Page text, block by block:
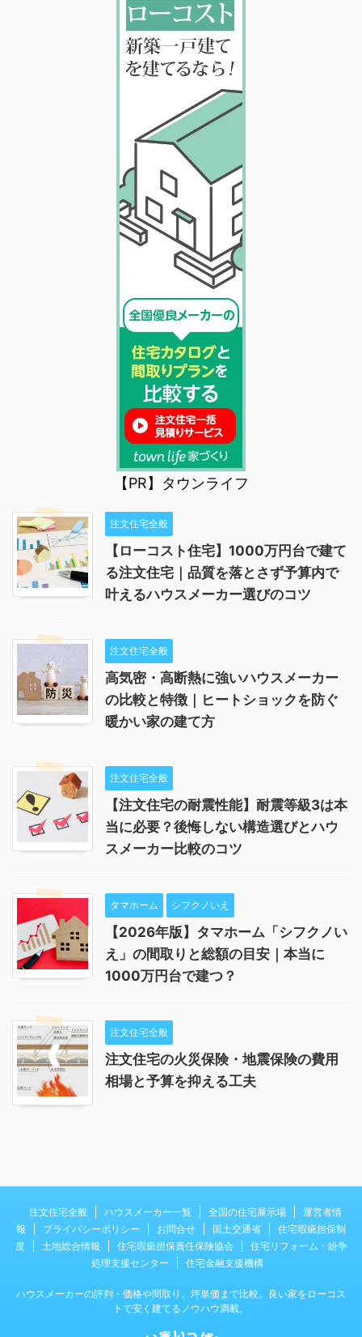
【PR】タウンライフ
注文住宅全般
【ローコスト住宅】1000万円台で建て
る注文住宅｜品質を落とさず予算内で
叶えるハウスメーカー選びのコツ
注文住宅全般
高気密・高断熱に強いハウスメーカー
の比較と特徴｜ヒートショックを防ぐ
暖かい家の建て方
注文住宅全般
【注文住宅の耐震性能】耐震等級3は本
当に必要？後悔しない構造選びとハウ
スメーカー比較のコツ
タマホーム シフクノいえ
【2026年版】タマホーム「シフクノい
え」の間取りと総額の目安｜本当に
1000万円台で建つ？
注文住宅全般
注文住宅の火災保険・地震保険の費用
相場と予算を抑える工夫
注文住宅全般 ハウスメーカー一覧 全国の住宅展示場
運営者情
報
プライバシーポリシー お問合せ 国土交通省
住宅瑕疵担保制
度
土地総合情報 住宅瑕疵担保責任保険協会
住宅リフォーム・紛争
処理支援センター
住宅金融支援機構
ハウスメーカーの評判・価格や間取り、坪単価まで比較。良い家をローコス
トで安く建てるノウハウ満載。